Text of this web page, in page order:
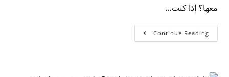
معها؟ إذا كنت…
Continue Reading